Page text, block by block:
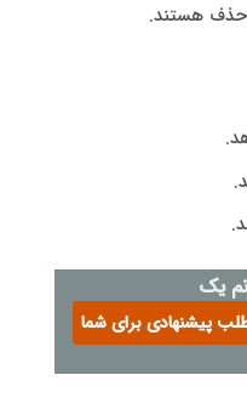
حذف هستند.
یک
خوب
پیشنهادی برای شما